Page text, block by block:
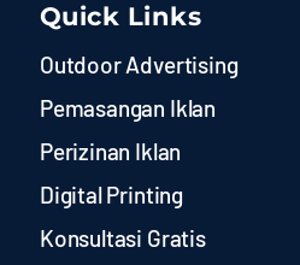
Quick Links
Outdoor Advertising
Pemasangan Iklan
Perizinan Iklan
Digital Printing
Konsultasi Gratis